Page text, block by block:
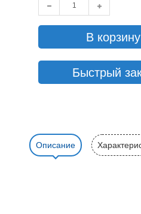
В корзину
Быстрый
Описание